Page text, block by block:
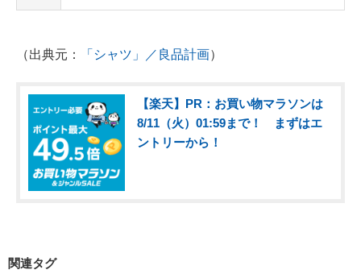
（出典元： 「シャツ」／良品計画）
【楽天】PR：お買い物マラソンは
8/11（火）01:59まで！ まずはエ
ントリーから！
関連タグ